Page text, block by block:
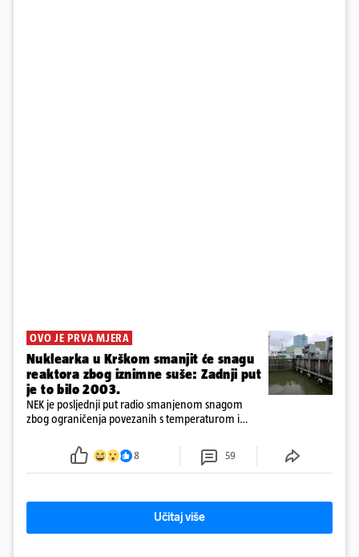
OVO JE PRVA MJERA
Nuklearka u Krškom smanjit će snagu
reaktora zbog iznimne suše: Zadnji put
je to bilo 2003.
NEK je posljednji put radio smanjenom snagom
zbog ograničenja povezanih s temperaturom i
smanjenje snage bilo potrebno više od 90 dana.
8 59
Učitaj više